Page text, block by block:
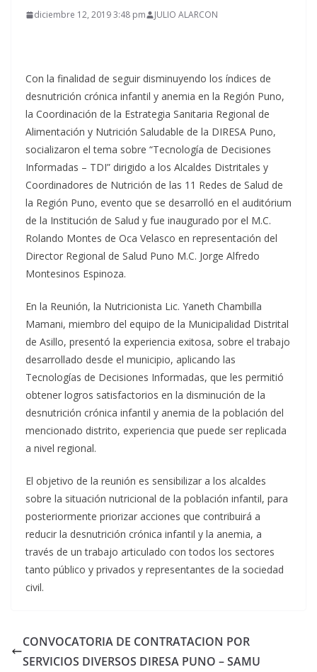
diciembre 12, 2019 3:48 pm JULIO ALARCON
Con la finalidad de seguir disminuyendo los índices de
desnutrición crónica infantil y anemia en la Región Puno,
la Coordinación de la Estrategia Sanitaria Regional de
Alimentación y Nutrición Saludable de la DIRESA Puno,
socializaron el tema sobre “Tecnología de Decisiones
Informadas – TDI” dirigido a los Alcaldes Distritales y
Coordinadores de Nutrición de las 11 Redes de Salud de
la Región Puno, evento que se desarrolló en el auditórium
de la Institución de Salud y fue inaugurado por el M.C.
Rolando Montes de Oca Velasco en representación del
Director Regional de Salud Puno M.C. Jorge Alfredo
Montesinos Espinoza.
En la Reunión, la Nutricionista Lic. Yaneth Chambilla
Mamani, miembro del equipo de la Municipalidad Distrital
de Asillo, presentó la experiencia exitosa, sobre el trabajo
desarrollado desde el municipio, aplicando las
Tecnologías de Decisiones Informadas, que les permitió
obtener logros satisfactorios en la disminución de la
desnutrición crónica infantil y anemia de la población del
mencionado distrito, experiencia que puede ser replicada
a nivel regional.
El objetivo de la reunión es sensibilizar a los alcaldes
sobre la situación nutricional de la población infantil, para
posteriormente priorizar acciones que contribuirá a
reducir la desnutrición crónica infantil y la anemia, a
través de un trabajo articulado con todos los sectores
tanto público y privados y representantes de la sociedad
civil.
CONVOCATORIA DE CONTRATACION POR
SERVICIOS DIVERSOS DIRESA PUNO – SAMU